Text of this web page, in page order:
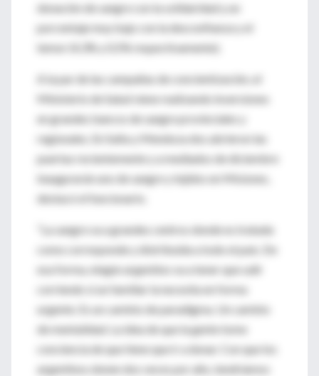
donación de sangre con la solidaridad y un
porcentaje muy bajo con la desconfianza y el
temor (4,3% y 0,5% respectivamente).
A la par de las campañas de concientización, el
Ministerio de Salud viene realizando inversiones
en grandes bancos de sangre provinciales y
regionales. En Salta y Mendoza dos abrieron las
puertas recientemente y a mediados de diciembre
inaugurarán uno de sangre y tejidos en Misiones,
destacó el funcionario.
“La sangre va a grandes centros donde es tratada
como corresponde y distribuida a todo el país. De
esa forma, ningún argentino va a tener que salir
corriendo si un familiar la necesita en forma
urgente. Es un cambio de paradigma. Un cambio
de mentalidad. La idea de que la gente tome
conciencia de que tiene que ir a donar. Con que los
argentinos donen dos veces por año, tendríamos